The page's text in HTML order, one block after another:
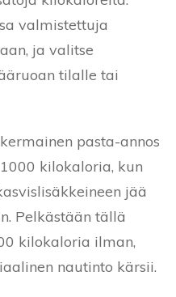
valmistettuja
ja valitse
tilalle tai
pasta-annos
kilokaloria, kun
jää
Pelkästään tällä
kilokaloria ilman,
nautinto kärsii.